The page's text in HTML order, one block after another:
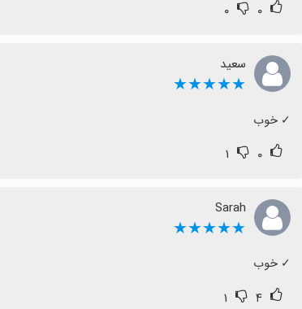
۰ ۰
سعید
★★★★★
‏✓ خوب
۰ ۱
Sarah
★★★★★
‏✓ خوب
۴ ۱